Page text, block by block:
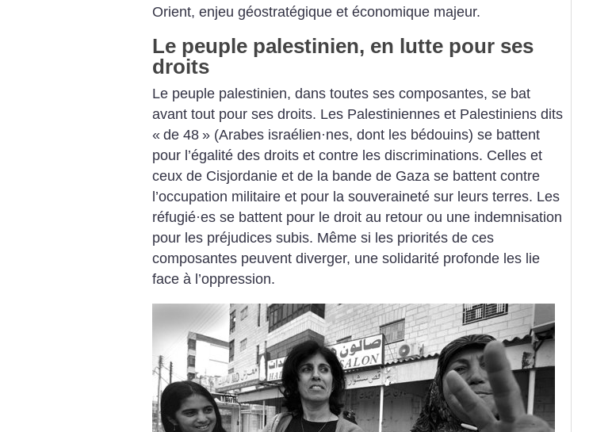
Orient, enjeu géostratégique et économique majeur.
Le peuple palestinien, en lutte pour ses
droits
Le peuple palestinien, dans toutes ses composantes, se bat
avant tout pour ses droits. Les Palestiniennes et Palestiniens dits
« de 48 » (Arabes israélien·nes, dont les bédouins) se battent
pour l’égalité des droits et contre les discriminations. Celles et
ceux de Cisjordanie et de la bande de Gaza se battent contre
l’occupation militaire et pour la souveraineté sur leurs terres. Les
réfugié·es se battent pour le droit au retour ou une indemnisation
pour les préjudices subis. Même si les priorités de ces
composantes peuvent diverger, une solidarité profonde les lie
face à l’oppression.